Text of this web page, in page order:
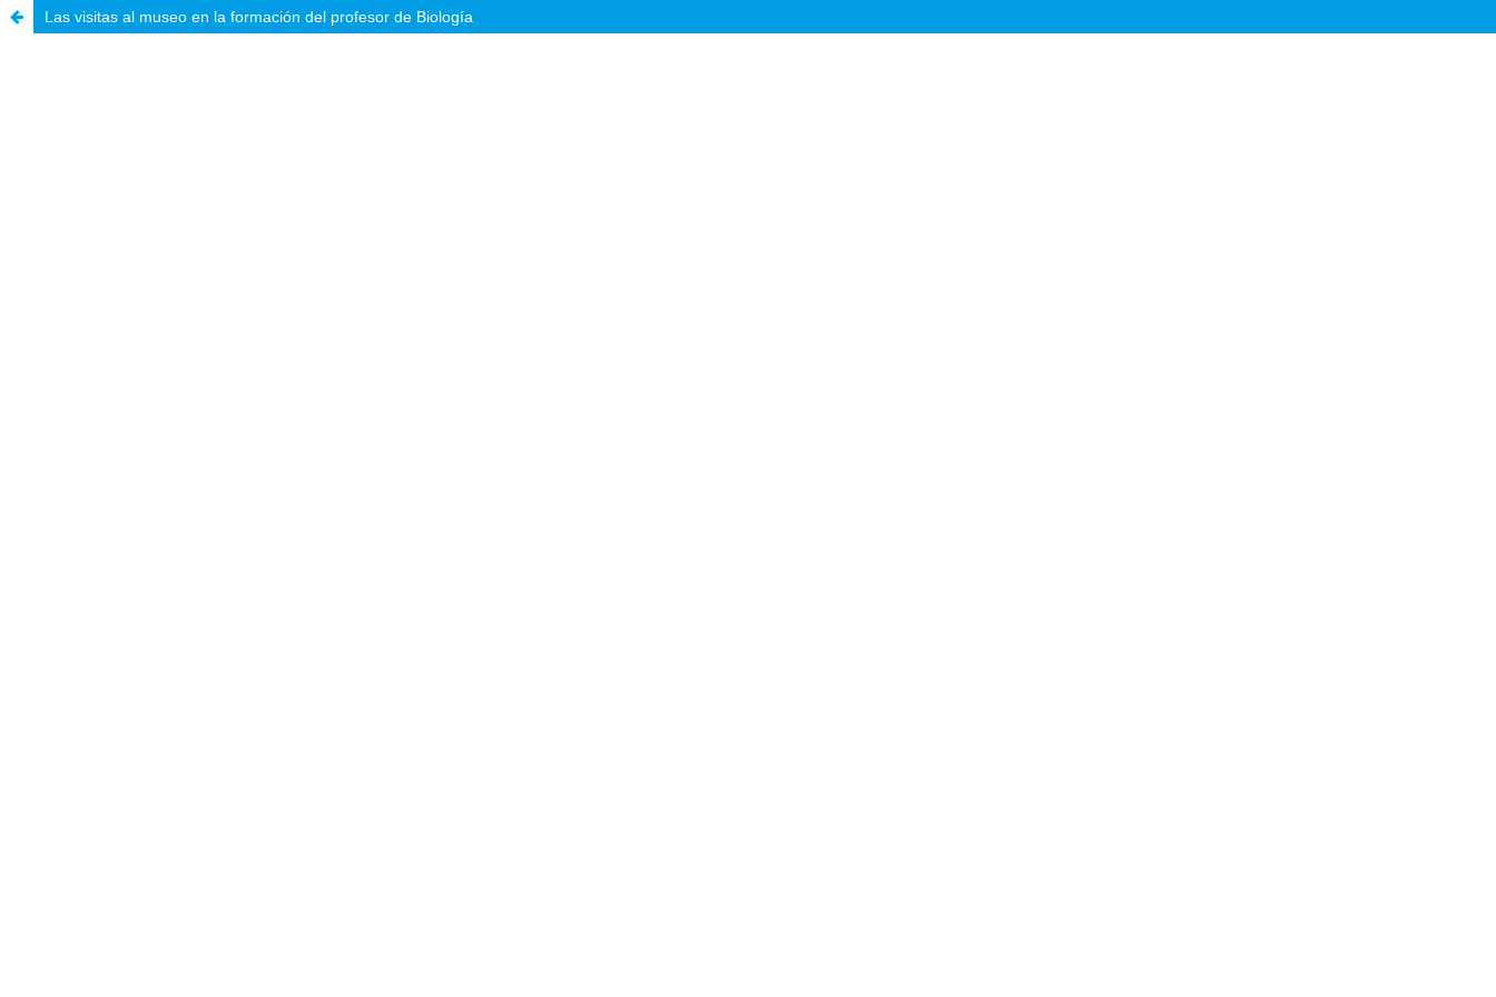
Las visitas al museo en la formación del profesor de Biología